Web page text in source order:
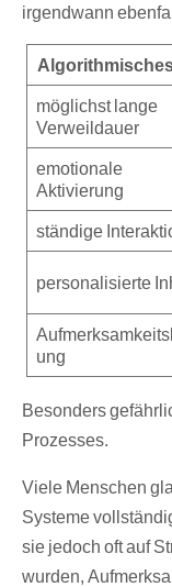
irgendwann
möglichst lange
Verweildauer
emotionale
Aktivierung
ständige
personalisierte
ung
Besonders
Prozesses.
Viele Menschen
Systeme
sie jedoch oft auf
wurden,